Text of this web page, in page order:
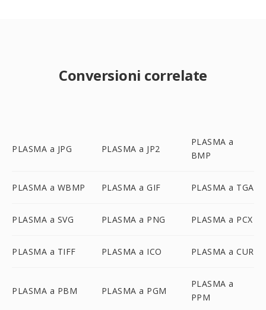
Conversioni correlate
PLASMA a JPG PLASMA a JP2
PLASMA a
BMP
PLASMA a WBMP PLASMA a GIF PLASMA a TGA
PLASMA a SVG PLASMA a PNG PLASMA a PCX
PLASMA a TIFF PLASMA a ICO PLASMA a CUR
PLASMA a PBM PLASMA a PGM
PLASMA a
PPM